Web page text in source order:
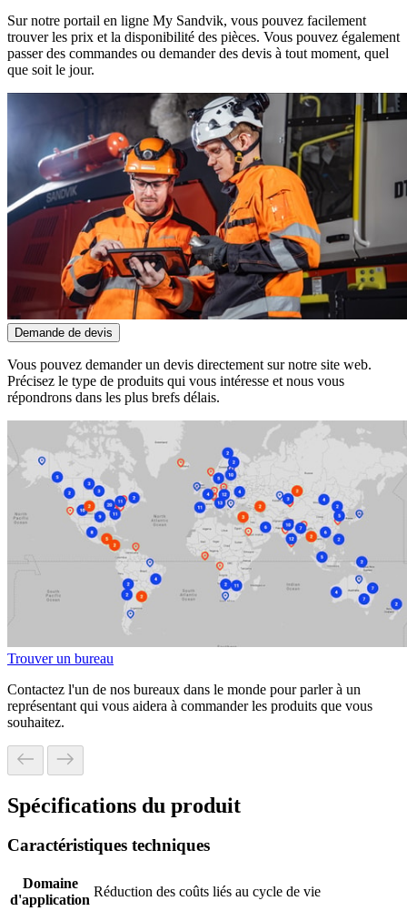
Sur notre portail en ligne My Sandvik, vous pouvez facilement
trouver les prix et la disponibilité des pièces. Vous pouvez également
passer des commandes ou demander des devis à tout moment, quel
que soit le jour.
Demande de devis
Vous pouvez demander un devis directement sur notre site web.
Précisez le type de produits qui vous intéresse et nous vous
répondrons dans les plus brefs délais.
Trouver un bureau
Contactez l'un de nos bureaux dans le monde pour parler à un
représentant qui vous aidera à commander les produits que vous
souhaitez.
Spécifications du produit
Caractéristiques techniques
Domaine
d'application
Réduction des coûts liés au cycle de vie